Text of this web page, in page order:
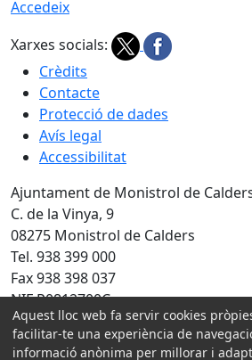
Accedeix
Xarxes socials:
Crèdits
Contacte
Protecció de dades
Avís legal
Accessibilitat
Ajuntament de Monistrol de
C. de la Vinya, 9
08275 Monistrol de Calders
Tel. 938 399 000
Fax 938 398 037
NIF P0812700C
Amb la col·laboració de:
Aquest lloc web fa servir cookies
facilitar-te una experiència de
informació anònima per millorar i